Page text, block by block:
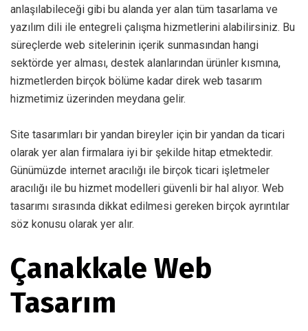
anlaşılabileceği gibi bu alanda yer alan tüm tasarlama ve
yazılım dili ile entegreli çalışma hizmetlerini alabilirsiniz. Bu
süreçlerde web sitelerinin içerik sunmasından hangi
sektörde yer alması, destek alanlarından ürünler kısmına,
hizmetlerden birçok bölüme kadar direk web tasarım
hizmetimiz üzerinden meydana gelir.
Site tasarımları bir yandan bireyler için bir yandan da ticari
olarak yer alan firmalara iyi bir şekilde hitap etmektedir.
Günümüzde internet aracılığı ile birçok ticari işletmeler
aracılığı ile bu hizmet modelleri güvenli bir hal alıyor. Web
tasarımı sırasında dikkat edilmesi gereken birçok ayrıntılar
söz konusu olarak yer alır.
Çanakkale Web
Tasarım